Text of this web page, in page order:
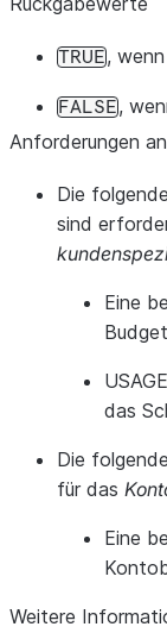
TRUE,
FALSE,
Anforderungen
Die
sind
Eine
das
Die
für das
Eine
Weitere